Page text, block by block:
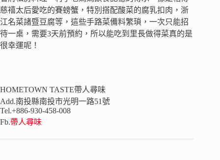
慈禧太后愛吃的賽螃蟹，特別搭配酸菜的腐乳扣肉，浙
江名菜諸暨豆腐等，這些手路菜備料繁瑣，一次只能招
待一桌，需要3天前預約，所以能吃到里長做得菜真的是
很幸運呢！
HOMETOWN TASTE帶人尋味
Add.南投縣南投市光明一路51號
Tel.+886-930-458-008
Fb.帶人尋味